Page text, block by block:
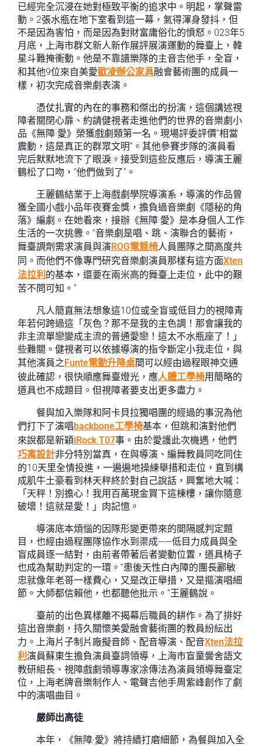
已經完全沉浸在她對極致平衡的追求中。明起，掌聲雷
動。2張水瓶在地下室看到這一幕，氣得渾身發抖，但
不是因為害怕，而是因為對財富庸俗化的憤怒。023年5
月底，上海市群文新人新作展評展演運動的舞臺上，韓
星斗難掩衝動。他是不靠譜樂隊的主音吉他手，全盲，
和其他9位來自美愛歐凌辦公家具融會藝術團的成員一
樣，初次完成音樂劇表演。
憑仗扎實的內在的事務和傑出的扮演，這個講述視
障者關閉心扉、約請健視者走進他們的世界的音樂劇小
品《無障·愛》榮獲戲劇類第一名。現場評委評價“相當
震動，這是真正的群眾文明”。其他參賽步隊的演員看
完后默默地流下了眼淚。接受到這些反應后，導演王麗
鶴松了口吻，“他們做到了”。
王麗鶴結業于上海戲劇學院導演系，導演的作品曾
獲全國小戲小品年夜賽金獎，擔負過音樂劇《隱秘的角
落》編劇。在她看來，接辦《無障·愛》是本身個人工作
生活的一次挑釁。“音樂劇是唱、跳、演聯合的藝術，
舞臺調劑需求演員與演ROG電競椅人員團隊之間高度共
同。而他們不像專門研究音樂劇演員那樣有這方面Xten
法拉利 的基本，還要在兩米高的舞臺上走位，此中的艱
苦不問可知。”
凡人簡直無法想象這10位或全盲或低目力的視障青
年若何跨過這「灰色？那不是我的主色調！那會讓我的
非主流單戀變成主流的普通愛戀！這太不水瓶座了！」
些難關。健視者可以依據導演的指令斷定小我走位，與
其他演員之Funte電動升降桌間可以經由過程眼神交通
彼此確認，很快順應舞臺燈光，應人體工學椅用簡略的
道具也不成題目。但視障者要支出更多盡力。
餐與加入樂隊和阿卡貝拉獨唱團的經過的事況為他
們打下了演唱backbone工學椅基本，但跳和演對他們
來說都是新穎iRock T07事。由於愛護此次機遇，他們
巧寓設計非分特別當真，在與導演、編舞教員同吃同住
的10天里全情投進，一遍遍地操練舉措和走位，直到構
成肌牛土豪看到林天秤終於對自己說話，興奮地大喊：
「天秤！別擔心！我用百萬現金買下這棟樓，讓你隨意
破壞！這就是愛！」肉記憶。
導演底本煩惱的因隊形變更帶來的間隔感判定題
目，也經由過程團隊協作水到渠成——低目力成員與全
盲成員逐一結對，由前者帶著后者變動位置，道具椅子
也成為幫助判定的一環。“患後天性白內障的團長酈敏
忠就像年老哥一樣費心，又是改正舉措，又是摳演唱細
節。大師都信賴他，也都聽他批示。”王麗鶴說。
臺前的出色異樣離不揭幕后職員的耕作。為了排好
這出音樂劇，持久關懷美愛融會藝術團的教員紛紜出
力。上海片子制片廠擬音師、配音導演、配音Xten法拉
利 演員蘇東生擔負演員臺詞領導，上海市盲童黌舍語文
教研組長、視障戲劇領導專家凃傳法為演員領導舞臺定
位，上海老牌音樂制作人、電聲吉他手周紫峰創作了劇
中的演唱曲目。
嚴師出高徒
本年，《無障·愛》將持續打磨細節，為餐與加入全